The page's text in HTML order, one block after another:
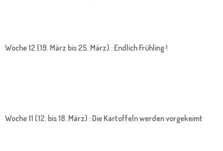
Woche 12 (19. März bis 25. März) : Endlich Frühling !
Woche 11 (12. bis 18. März) : Die Kartoffeln werden vorgekeimt